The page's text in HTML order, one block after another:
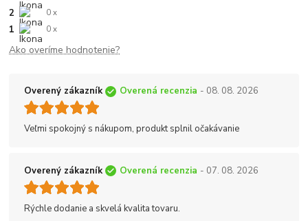
2 0 x
1 0 x
Ako overíme hodnotenie?
Overený zákazník Overená recenzia - 08. 08. 2026
Veľmi spokojný s nákupom, produkt splnil očakávanie
Overený zákazník Overená recenzia - 07. 08. 2026
Rýchle dodanie a skvelá kvalita tovaru.